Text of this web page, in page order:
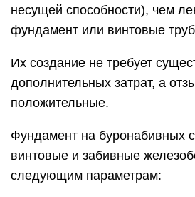
несущей способности), чем
фундамент или винтовые
Их создание не требует
дополнительных затрат, а
положительные.
Фундамент на буронабивных
винтовые и забивные
следующим параметрам: